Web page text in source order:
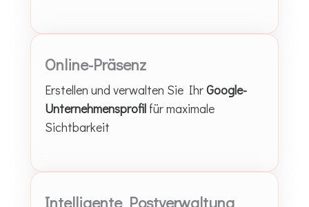
Online-Präsenz
Erstellen und verwalten Sie IhrGoogle-
Unternehmensprofil für maximale
Sichtbarkeit
Intelligente Postverwaltung